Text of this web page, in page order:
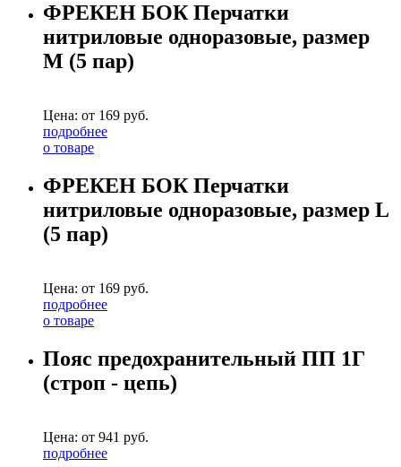
ФРЕКЕН БОК Перчатки
нитриловые одноразовые, размер
M (5 пар)
Цена: от 169 руб.
подробнее
о товаре
ФРЕКЕН БОК Перчатки
нитриловые одноразовые, размер L
(5 пар)
Цена: от 169 руб.
подробнее
о товаре
Пояс предохранительный ПП 1Г
(строп - цепь)
Цена: от 941 руб.
подробнее